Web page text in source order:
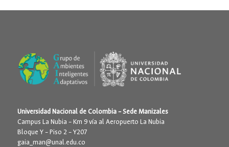
Universidad Nacional de Colombia – Sede Manizales
Campus La Nubia – Km 9 vía al Aeropuerto La Nubia
Bloque Y – Piso 2 – Y207
gaia_man@unal.edu.co